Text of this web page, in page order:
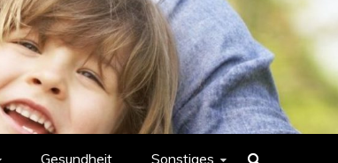
Gesundheit Sonstiges